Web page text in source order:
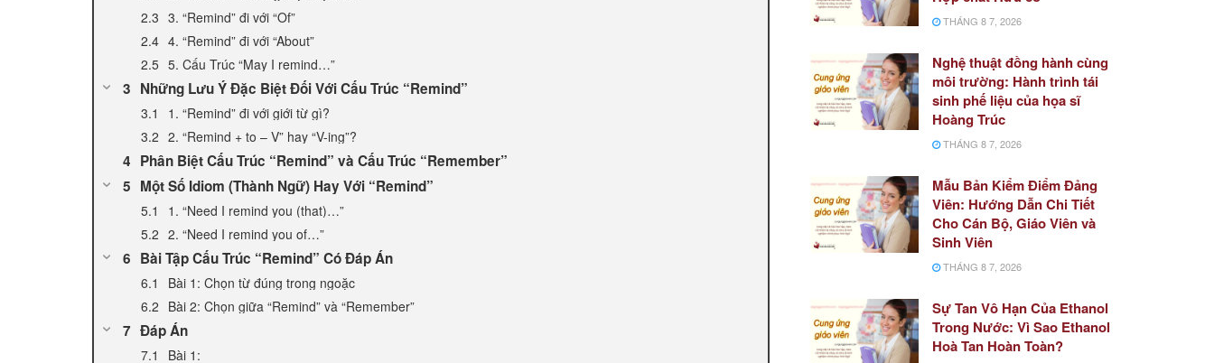
3. “Remind” đi với “Of”
4. “Remind” đi với “About”
5. Cấu Trúc “May I remind…”
Những Lưu Ý Đặc Biệt Đối Với Cấu Trúc “Remind”
1. “Remind” đi với giới từ gì?
2. “Remind + to – V” hay “V-ing”?
Phân Biệt Cấu Trúc “Remind” và Cấu Trúc “Remember”
Một Số Idiom (Thành Ngữ) Hay Với “Remind”
1. “Need I remind you (that)…”
2. “Need I remind you of…”
Bài Tập Cấu Trúc “Remind” Có Đáp Án
Bài 1: Chọn từ đúng trong ngoặc
Bài 2: Chọn giữa “Remind” và “Remember”
Đáp Án
Bài 1:
THÁNG 8 7, 2026
Nghệ thuật đồng hành cùng
môi trường: Hành trình tái
sinh phế liệu của họa sĩ
Hoàng Trúc
THÁNG 8 7, 2026
Mẫu Bản Kiểm Điểm Đảng
Viên: Hướng Dẫn Chi Tiết
Cho Cán Bộ, Giáo Viên và
Sinh Viên
THÁNG 8 7, 2026
Sự Tan Vô Hạn Của Ethanol
Trong Nước: Vì Sao Ethanol
Hoà Tan Hoàn Toàn?